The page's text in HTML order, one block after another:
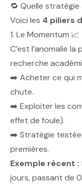
🔁 Quelle
Voici les 4 piliers
1. Le Momentum 📈
C’est l’anomalie
recherche
➡️ Acheter ce qui
chute.
➡️ Exploiter les
effet de foule).
➡️ Stratégie testée
premières.
Exemple récent :
jours, passant de